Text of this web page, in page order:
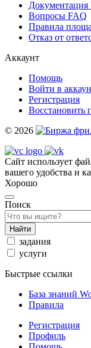
Документация
Вопросы FAQ
Правила
Отказ от
Аккаунт
Помощь
Войти в
Регистрация
Восстановить
© 2026
Сайт использует
вашего удобства и
Хорошо
Поиск
Найти
задания
услуги
Быстрые ссылки
База знаний
Правила
Регистрация
Профиль